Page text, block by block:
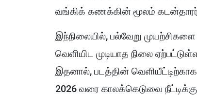
வங்கிக் கணக்கின் மூலம்
இந்நிலையில், பல்வேறு
வெளியிட முடியாத நிலை
இதனால், படத்தின்
2026 வரை காலக்கெடுவை